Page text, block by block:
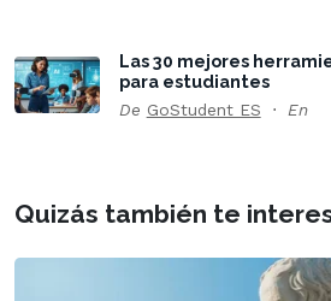
Las 30 mejores
para estudiantes
De GoStudent ES En
Quizás también te